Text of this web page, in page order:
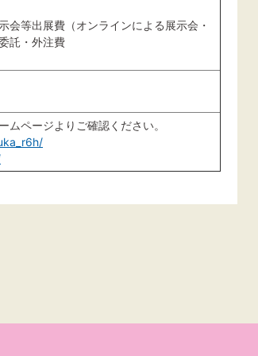
会等出展費（オンラインによる展示会・
託・外注費
ページよりご確認ください。